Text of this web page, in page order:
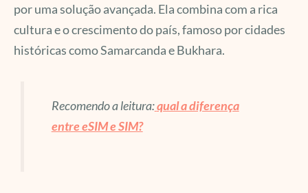
por uma solução avançada. Ela combina com a rica
cultura e o crescimento do país, famoso por cidades
históricas como Samarcanda e Bukhara.
Recomendo a leitura:qual a diferença
entre eSIM e SIM?